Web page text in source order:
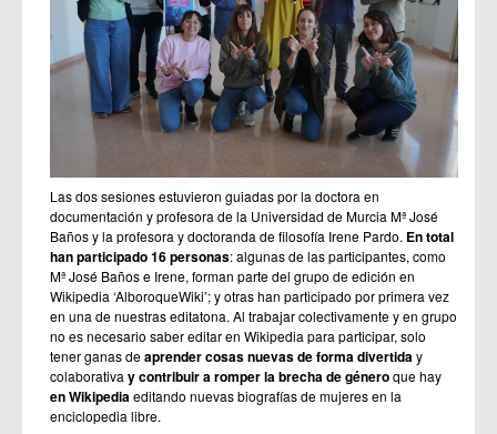
Las dos sesiones estuvieron guiadas por la doctora en
documentación y profesora de la Universidad de Murcia Mª José
Baños y la profesora y doctoranda de filosofía Irene Pardo. En total
han participado 16 personas: algunas de las participantes, como
Mª José Baños e Irene, forman parte del grupo de edición en
Wikipedia ‘AlboroqueWiki’; y otras han participado por primera vez
en una de nuestras editatona. Al trabajar colectivamente y en grupo
no es necesario saber editar en Wikipedia para participar, solo
tener ganas deaprender cosas nuevas de forma divertiday
colaborativay contribuir a romper la brecha de géneroque hay
en Wikipediaeditando nuevas biografías de mujeres en la
enciclopedia libre.